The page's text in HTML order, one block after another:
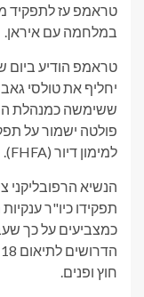
טראמפ עז לתפקיד
במלחמה עם איראן.
טראמפ הודיע ​​ביום
יחליף את טולסי
פולטה ישמור על
למימון דיור (FHFA).
תפקידו כיו"ר
כמצביעים על כך
חוץ ופנים.